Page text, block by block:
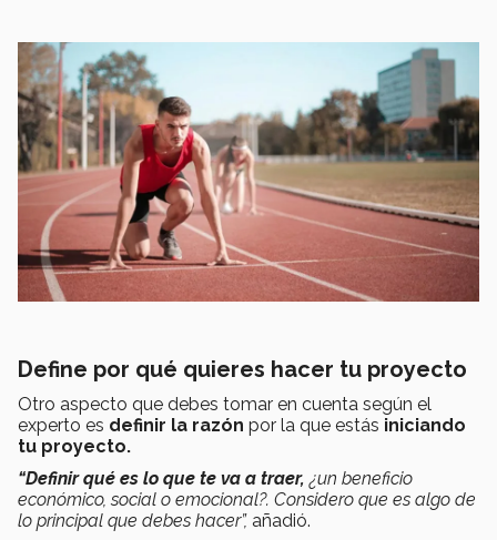
Define por qué quieres hacer tu proyecto
Otro aspecto que debes tomar en cuenta según el
experto es definir la razón por la que estás iniciando
tu proyecto.
“Definir qué es lo que te va a traer, ¿un beneficio
económico, social o emocional?. Considero que es algo de
lo principal que debes hacer”, añadió.